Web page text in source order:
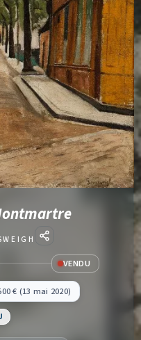
VENDU
€ (13 mai 2020)